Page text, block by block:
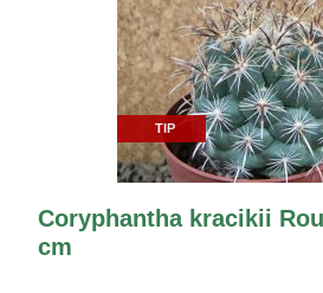
TIP
Coryphantha kracikii
cm